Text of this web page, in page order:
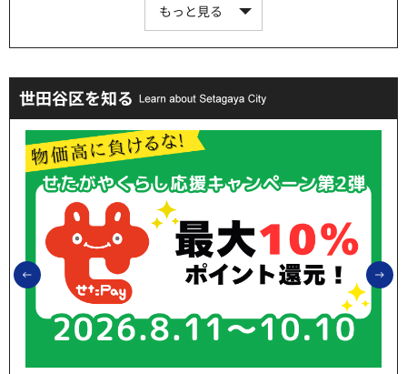
もっと見る
世田谷区を知る
前のスライドを表示